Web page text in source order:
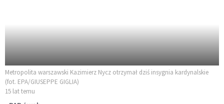
Metropolita warszawski Kazimierz Nycz otrzymał dziś insygnia kardynalskie
(fot. EPA/GIUSEPPE GIGLIA)
15 lat temu